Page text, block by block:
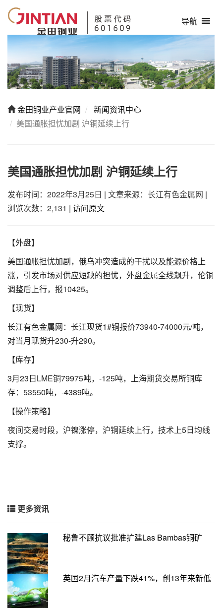
导航
金田铜业产业官网
新闻资讯中心
美国通胀担忧加剧 沪铜延续上行
美国通胀担忧加剧 沪铜延续上行
发布时间：2022年3月25日 | 文章来源：长江有色金属网 |
浏览次数：2,131 | 访问原文
【外盘】
美国通胀担忧加剧，俄乌冲突造成的干扰以及能源价格上
涨，引发市场对供应短缺的担忧，外盘金属全线飙升，伦铜
调整后上行，报10425。
【现货】
长江有色金属网：长江现货1#铜报价73940-74000元/吨，
对当月现货升230-升290。
【库存】
3月23日LME铜79975吨，-125吨，上海期货交易所铜库
存：53550吨，-4389吨。
【操作策略】
夜间交易时段，沪镍涨停，沪铜延续上行，技术上5日均线
支撑。
更多资讯
秘鲁不顾抗议批准扩建Las Bambas铜矿
英国2月汽车产量下跌41%，创13年来新低